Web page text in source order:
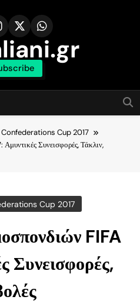
Confederations Cup 2017
Συνεισφορές, Τάκλιν,
Cup 2017
FIFA
Συνεισφορές,